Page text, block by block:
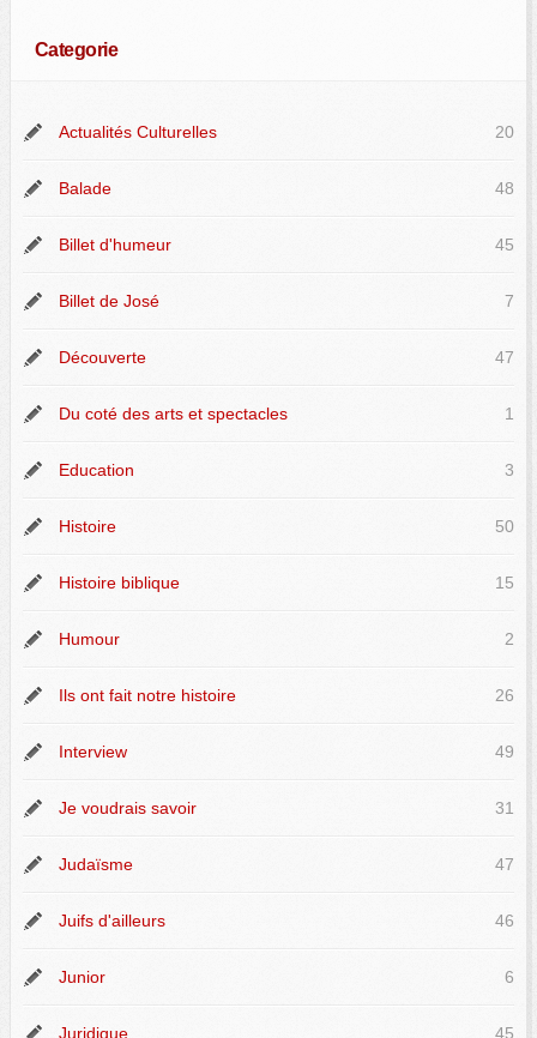
Categorie
Actualités Culturelles 20
Balade 48
Billet d'humeur 45
Billet de José 7
Découverte 47
Du coté des arts et spectacles 1
Education 3
Histoire 50
Histoire biblique 15
Humour 2
Ils ont fait notre histoire 26
Interview 49
Je voudrais savoir 31
Judaïsme 47
Juifs d'ailleurs 46
Junior 6
Juridique 45